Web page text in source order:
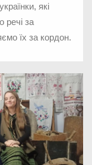
які
речі за
їх за кордон.